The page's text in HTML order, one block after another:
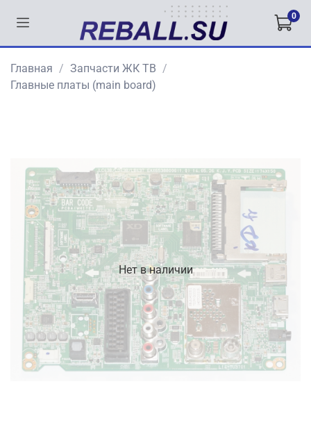
0
Главная
Запчасти ЖК ТВ
Главные платы (main board)
Нет в наличии